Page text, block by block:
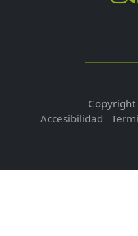
Copyright
Accesibilidad